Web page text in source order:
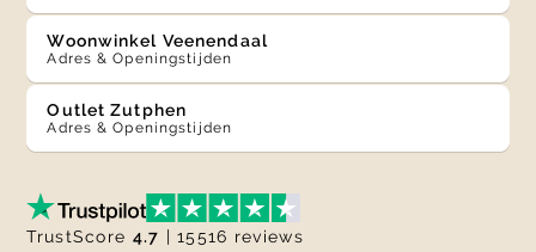
Woonwinkel Veenendaal
Adres & Openingstijden
Outlet Zutphen
Adres & Openingstijden
TrustScore 4.7 | 15516 reviews